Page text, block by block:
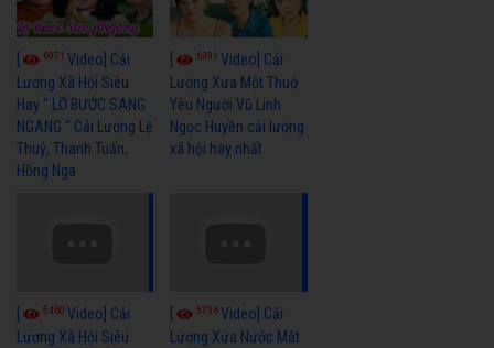
6971 Video] Cải
Lương Xã Hội Siêu
Hay " LỠ BƯỚC SANG
NGANG " Cải Lương Lệ
Thuỷ, Thanh Tuấn,
Hồng Nga
6391Video] Cải
Lương Xưa Một Thuở
Yêu Người Vũ Linh
Ngọc Huyền cải lương
xã hội hay nhất
5460 Video] Cải
Lương Xã Hội Siêu
5736Video] Cải
Lương Xưa Nước Mắt